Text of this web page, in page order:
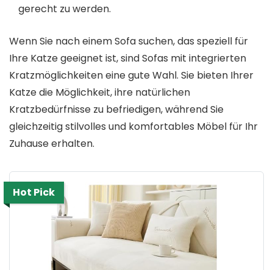
gerecht zu werden.
Wenn Sie nach einem Sofa suchen, das speziell für
Ihre Katze geeignet ist, sind Sofas mit integrierten
Kratzmöglichkeiten eine gute Wahl. Sie bieten Ihrer
Katze die Möglichkeit, ihre natürlichen
Kratzbedürfnisse zu befriedigen, während Sie
gleichzeitig stilvolles und komfortables Möbel für Ihr
Zuhause erhalten.
Hot Pick